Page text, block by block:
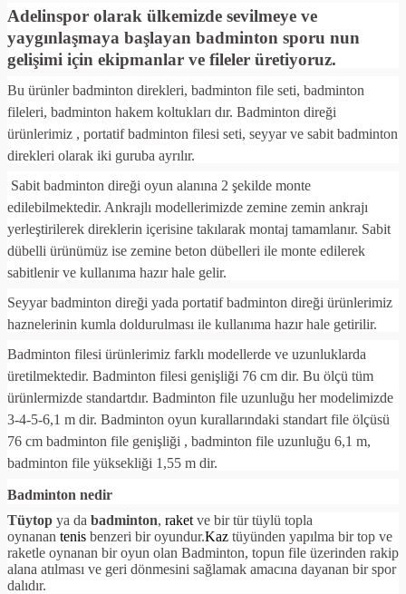
Adelinspor olarak ülkemizde sevilmeye ve
yaygınlaşmaya başlayan badminton sporu nun
gelişimi için ekipmanlar ve fileler üretiyoruz.
Bu ürünler badminton direkleri, badminton file seti, badminton
fileleri, badminton hakem koltukları dır. Badminton direği
ürünlerimiz , portatif badminton filesi seti, seyyar ve sabit badminton
direkleri olarak iki guruba ayrılır.
Sabit badminton direği oyun alanına 2 şekilde monte
edilebilmektedir. Ankrajlı modellerimizde zemine zemin ankrajı
yerleştirilerek direklerin içerisine takılarak montaj tamamlanır. Sabit
dübelli ürünümüz ise zemine beton dübelleri ile monte edilerek
sabitlenir ve kullanıma hazır hale gelir.
Seyyar badminton direği yada portatif badminton direği ürünlerimiz
haznelerinin kumla doldurulması ile kullanıma hazır hale getirilir.
Badminton filesi ürünlerimiz farklı modellerde ve uzunluklarda
üretilmektedir. Badminton filesi genişliği 76 cm dir. Bu ölçü tüm
ürünlermizde standartdır. Badminton file uzunluğu her modelimizde
3-4-5-6,1 m dir. Badminton oyun kurallarındaki standart file ölçüsü
76 cm badminton file genişliği , badminton file uzunluğu 6,1 m,
badminton file yüksekliği 1,55 m dir.
Badminton nedir
Tüytop ya da badminton, raket ve bir tür tüylü topla
oynanan tenis benzeri bir oyundur.Kaz tüyünden yapılma bir top ve
raketle oynanan bir oyun olan Badminton, topun file üzerinden rakip
alana atılması ve geri dönmesini sağlamak amacına dayanan bir spor
dalıdır.